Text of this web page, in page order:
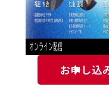
お申し込